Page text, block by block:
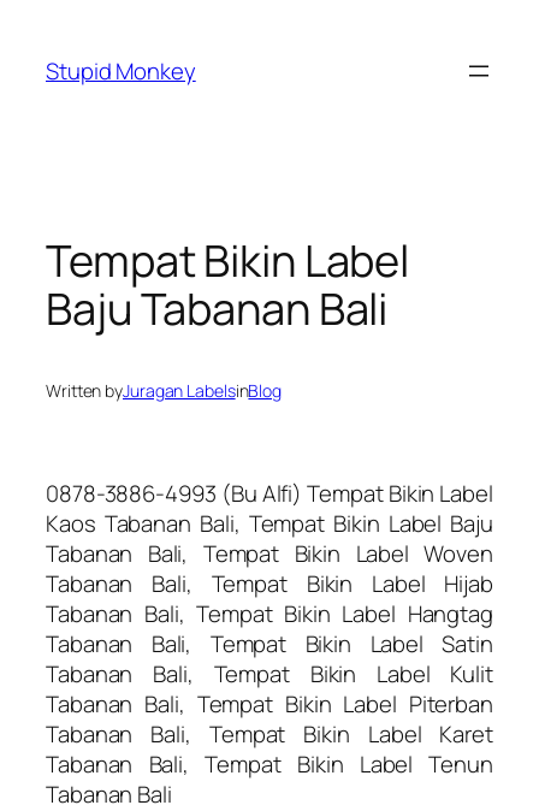
content
Stupid Monkey
Tempat Bikin Label
Baju Tabanan Bali
Written byJuragan LabelsinBlog
0878-3886-4993 (Bu Alfi) Tempat Bikin Label
Kaos Tabanan Bali, Tempat Bikin Label Baju
Tabanan Bali, Tempat Bikin Label Woven
Tabanan Bali, Tempat Bikin Label Hijab
Tabanan Bali, Tempat Bikin Label Hangtag
Tabanan Bali, Tempat Bikin Label Satin
Tabanan Bali, Tempat Bikin Label Kulit
Tabanan Bali, Tempat Bikin Label Piterban
Tabanan Bali, Tempat Bikin Label Karet
Tabanan Bali, Tempat Bikin Label Tenun
Tabanan Bali